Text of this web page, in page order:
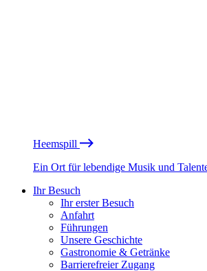
Heemspill
Ein Ort für lebendige Musik und
Ihr Besuch
Ihr erster Besuch
Anfahrt
Führungen
Unsere Geschichte
Gastronomie & Getränke
Barrierefreier Zugang